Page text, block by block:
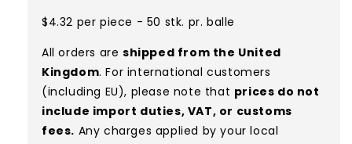
$4.32 per piece - 50 stk. pr. balle
All orders are shipped from the United
Kingdom. For international customers
(including EU), please note that prices do not
include import duties, VAT, or customs
fees. Any charges applied by your local